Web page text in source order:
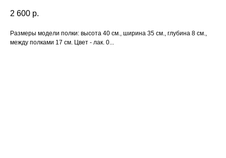
2 600 р.
Размеры модели полки: высота 40 см., ширина 35 см., глубина 8 см.,
между полками 17 см. Цвет - лак. 0...